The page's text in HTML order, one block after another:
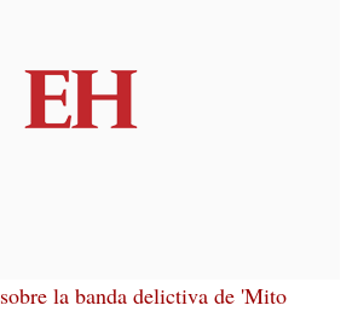
la banda delictiva de 'Mito